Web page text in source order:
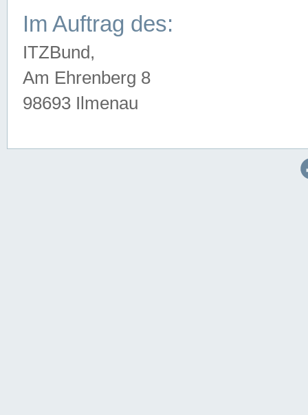
Im Auftrag des:
ITZBund,
Am Ehrenberg 8
98693 Ilmenau